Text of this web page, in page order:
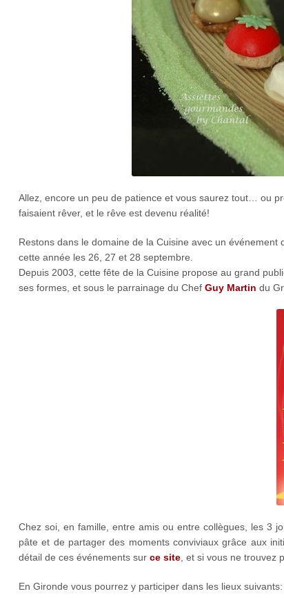
Allez, encore un peu de patience et vous saurez tout… ou
faisaient rêver, et le rêve est devenu réalité!
Restons dans le domaine de la Cuisine avec un
cette année les 26, 27 et 28 septembre.
Depuis 2003, cette fête de la Cuisine propose au grand
ses formes, et sous le parrainage du Chef Guy Martin du
Chez soi, en famille, entre amis ou entre collègues, les 3
pâte et de partager des moments conviviaux grâce aux
détail de ces événements sur ce site, et si vous ne trouvez
En Gironde vous pourrez y participer dans les lieux suivants: